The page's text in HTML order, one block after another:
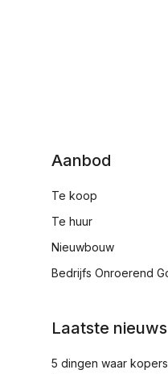
Aanbod
Te koop
Te huur
Nieuwbouw
Bedrijfs Onroerend
Laatste nieuws
5 dingen waar